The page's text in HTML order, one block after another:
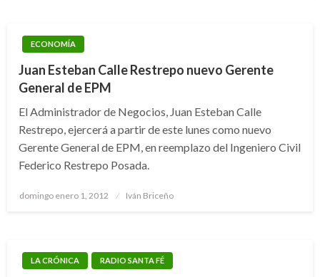
ECONOMÍA
Juan Esteban Calle Restrepo nuevo Gerente
General de EPM
El Administrador de Negocios, Juan Esteban Calle
Restrepo, ejercerá a partir de este lunes como nuevo
Gerente General de EPM, en reemplazo del Ingeniero Civil
Federico Restrepo Posada.
Publicado
domingo enero 1, 2012 Iván Briceño
LA CRÓNICA RADIO SANTA FÉ